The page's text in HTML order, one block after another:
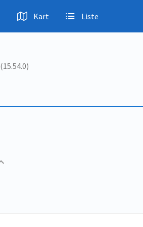
Kart Liste
(15.54.0)